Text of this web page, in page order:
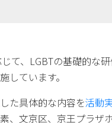
て、LGBTの基礎的な
しています。
た具体的な内容を活動
、文京区、京王プラザ